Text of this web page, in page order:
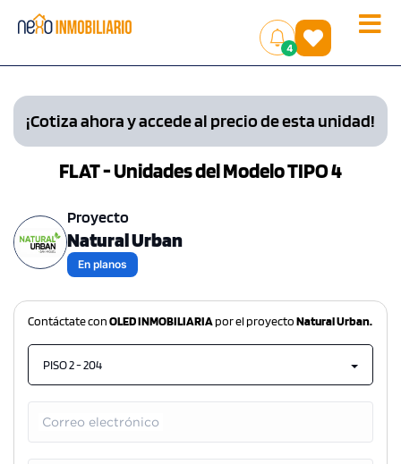
Toggle
4
()
¡Cotiza ahora y accede al precio de esta unidad!
FLAT - Unidades del Modelo TIPO 4
Proyecto
Natural Urban
En planos
Contáctate conOLED INMOBILIARIApor el proyectoNatural Urban.
PISO 2 - 204
Correo electrónico